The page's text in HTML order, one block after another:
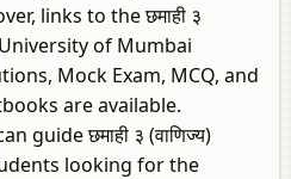
links to the छमाही ३
of Mumbai
Mock Exam, MCQ, and
are available.
guide छमाही ३ (वाणिज्य)
looking for the